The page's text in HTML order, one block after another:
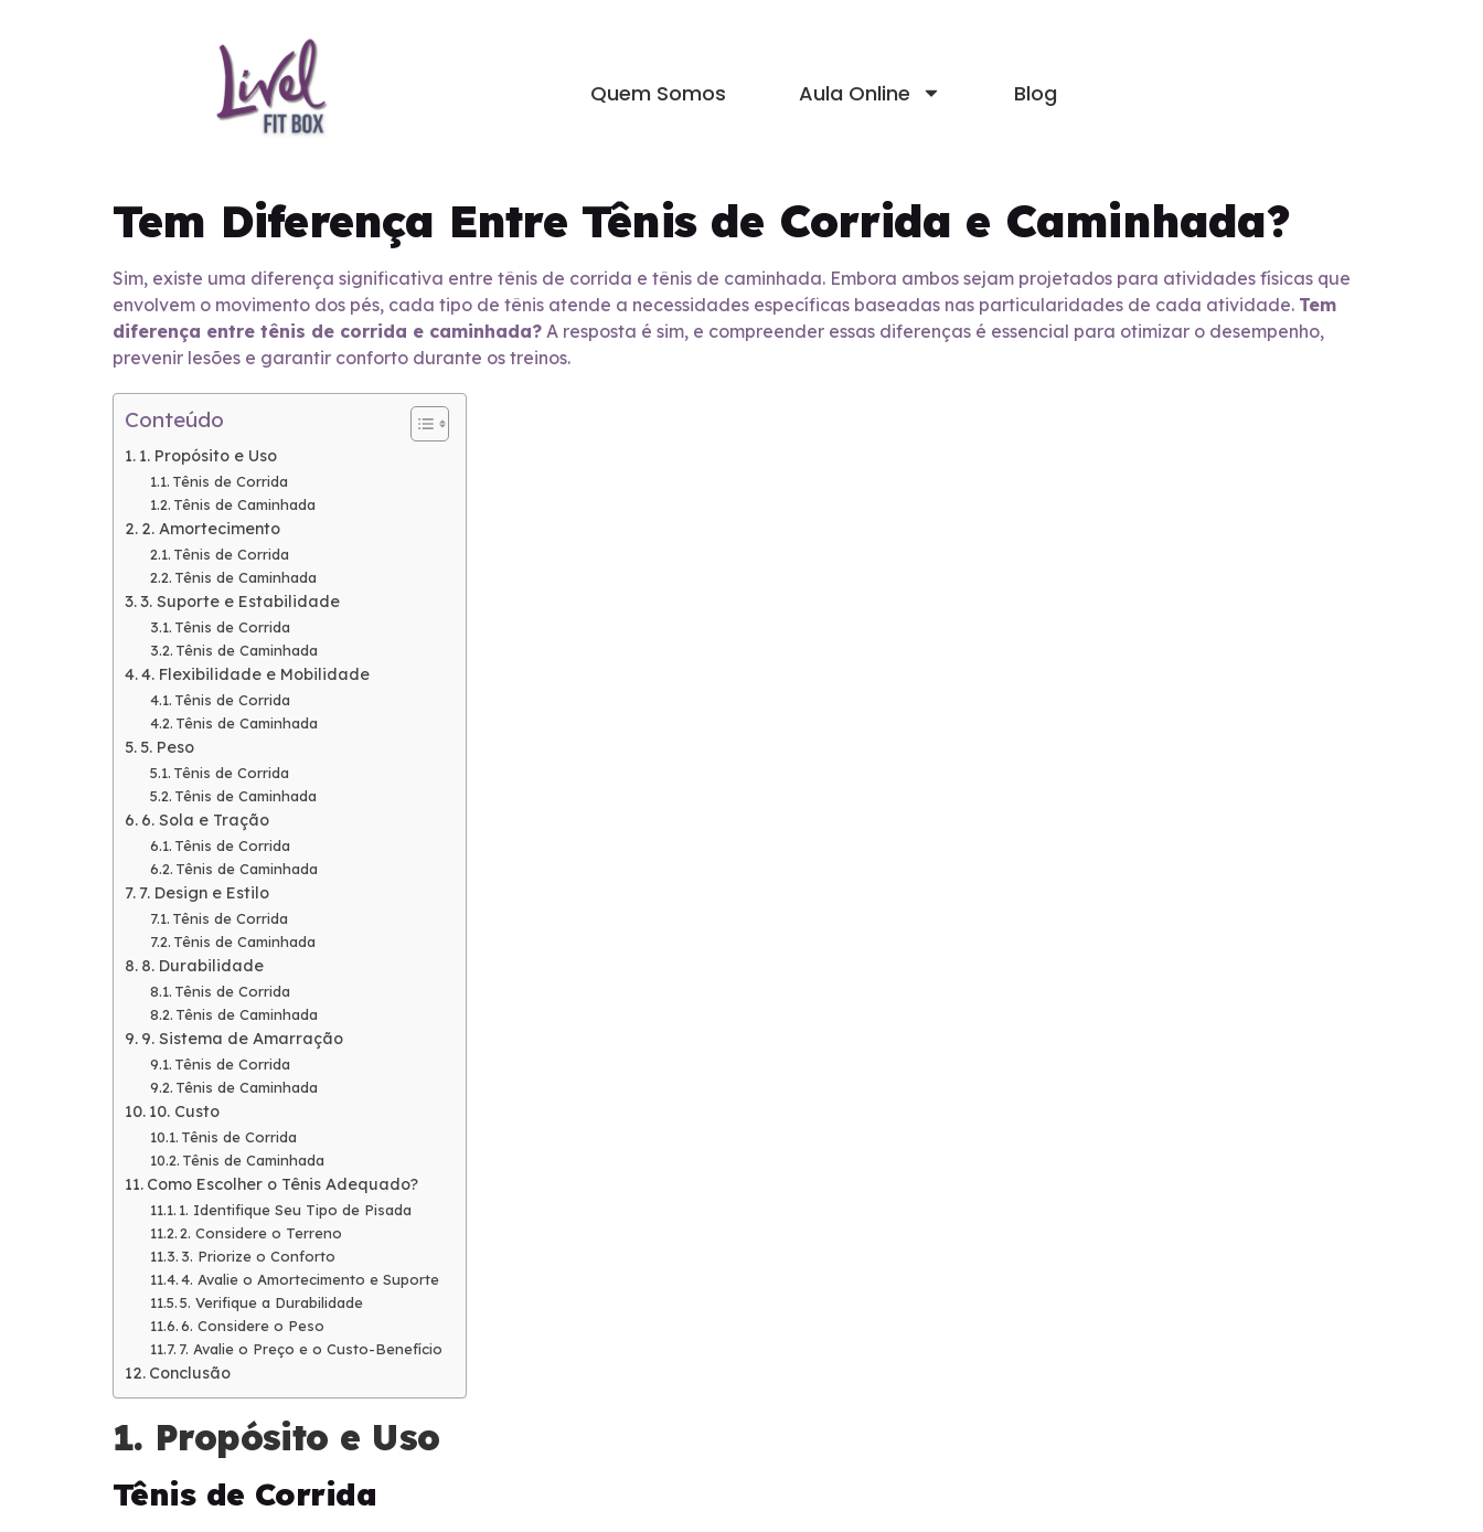
Quem Somos Aula Online Blog
Tem Diferença Entre Tênis de Corrida e Caminhada?
Sim, existe uma diferença significativa entre tênis de corrida e tênis de caminhada. Embora ambos sejam projetados para atividades físicas que
envolvem o movimento dos pés, cada tipo de tênis atende a necessidades específicas baseadas nas particularidades de cada atividade. Tem
diferença entre tênis de corrida e caminhada? A resposta é sim, e compreender essas diferenças é essencial para otimizar o desempenho,
prevenir lesões e garantir conforto durante os treinos.
Conteúdo
1. Propósito e Uso
Tênis de Corrida
Tênis de Caminhada
2. Amortecimento
Tênis de Corrida
Tênis de Caminhada
3. Suporte e Estabilidade
Tênis de Corrida
Tênis de Caminhada
4. Flexibilidade e Mobilidade
Tênis de Corrida
Tênis de Caminhada
5. Peso
Tênis de Corrida
Tênis de Caminhada
6. Sola e Tração
Tênis de Corrida
Tênis de Caminhada
7. Design e Estilo
Tênis de Corrida
Tênis de Caminhada
8. Durabilidade
Tênis de Corrida
Tênis de Caminhada
9. Sistema de Amarração
Tênis de Corrida
Tênis de Caminhada
10. Custo
Tênis de Corrida
Tênis de Caminhada
Como Escolher o Tênis Adequado?
1. Identifique Seu Tipo de Pisada
2. Considere o Terreno
3. Priorize o Conforto
4. Avalie o Amortecimento e Suporte
5. Verifique a Durabilidade
6. Considere o Peso
7. Avalie o Preço e o Custo-Benefício
Conclusão
1. Propósito e Uso
Tênis de Corrida